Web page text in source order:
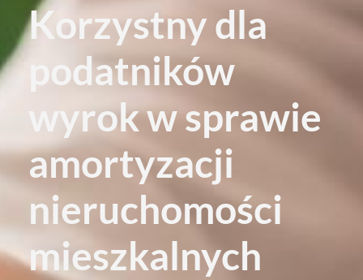
Korzystny dla
podatników
wyrok w sprawie
amortyzacji
nieruchomości
mieszkalnych